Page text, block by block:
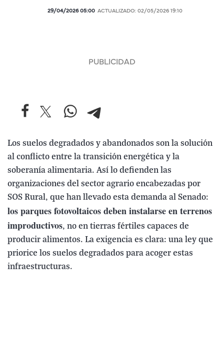
29/04/2026 05:00 ACTUALIZADO: 02/05/2026 19:10
Los suelos degradados y abandonados son la solución
al conflicto entre la transición energética y la
soberanía alimentaria. Así lo defienden las
organizaciones del sector agrario encabezadas por
SOS Rural, que han llevado esta demanda al Senado:
los parques fotovoltaicos deben instalarse en terrenos
improductivos, no en tierras fértiles capaces de
producir alimentos. La exigencia es clara: una ley que
priorice los suelos degradados para acoger estas
infraestructuras.